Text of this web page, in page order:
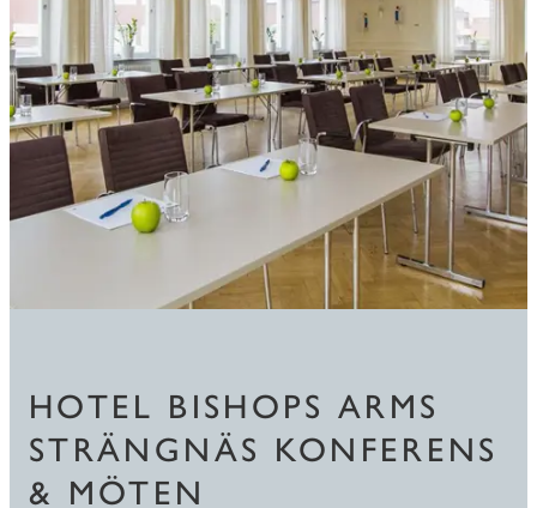
HOTEL BISHOPS ARMS
STRÄNGNÄS KONFERENS
& MÖTEN